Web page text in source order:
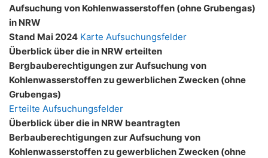
Aufsuchung von Kohlenwasserstoffen (ohne Grubengas)
in NRW
Stand Mai 2024 Karte Aufsuchungsfelder
Überblick über die in NRW erteilten
Bergbauberechtigungen zur Aufsuchung von
Kohlenwasserstoffen zu gewerblichen Zwecken (ohne
Grubengas)
Erteilte Aufsuchungsfelder
Überblick über die in NRW beantragten
Berbauberechtigungen zur Aufsuchung von
Kohlenwasserstoffen zu gewerblichen Zwecken (ohne